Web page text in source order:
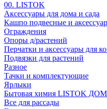
00. LISTOK
Аксессуары для дома и сада
Кашпо подвесные и
Ограждения
Опоры д/растений
Перчатки и аксессуары для
Подвязки для растений
Разное
Тачки и комплектующие
Ярлыки
Бытовая химия LISTOK ДОМ
Все для рассады